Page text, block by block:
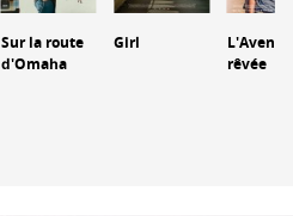
Sur la route
d'Omaha
Girl
rêvée